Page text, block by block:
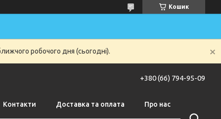
Кошик
робочого дня (сьогодні).
+380 (66) 794-95-09
Контакти Доставка та оплата Про нас